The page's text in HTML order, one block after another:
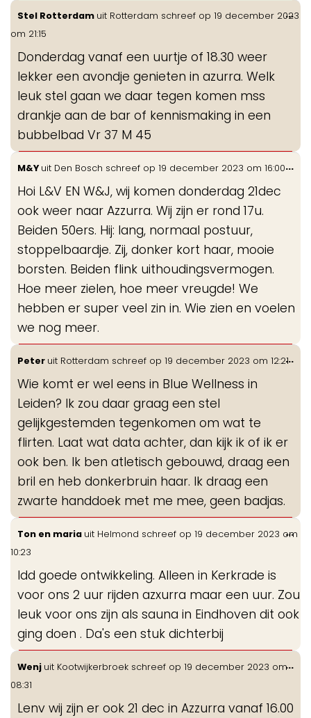
Stel Rotterdam uit Rotterdam schreef op 19 december 2023
om 21:15
Donderdag vanaf een uurtje of 18.30 weer
lekker een avondje genieten in azurra. Welk
leuk stel gaan we daar tegen komen mss
drankje aan de bar of kennismaking in een
bubbelbad Vr 37 M 45
...
M&Yuit Den Bosch schreef op 19 december 2023 om 16:00
Hoi L&V EN W&J, wij komen donderdag 21dec
ook weer naar Azzurra. Wij zijn er rond 17u.
Beiden 50ers. Hij: lang, normaal postuur,
stoppelbaardje. Zij, donker kort haar, mooie
borsten. Beiden flink uithoudingsvermogen.
Hoe meer zielen, hoe meer vreugde! We
hebben er super veel zin in. Wie zien en voelen
we nog meer.
...
Peter uit Rotterdam schreef op 19 december 2023 om 12:21
Wie komt er wel eens in Blue Wellness in
Leiden? Ik zou daar graag een stel
gelijkgestemden tegenkomen om wat te
flirten. Laat wat data achter, dan kijk ik of ik er
ook ben. Ik ben atletisch gebouwd, draag een
bril en heb donkerbruin haar. Ik draag een
zwarte handdoek met me mee, geen badjas.
...
Ton en maria uit Helmond schreef op 19 december 2023 om
10:23
Idd goede ontwikkeling. Alleen in Kerkrade is
voor ons 2 uur rijden azxurra maar een uur. Zou
leuk voor ons zijn als sauna in Eindhoven dit ook
ging doen . Da's een stuk dichterbij
...
Wenj uit Kootwijkerbroek schreef op 19 december 2023 om
08:31
Lenv wij zijn er ook 21 dec in Azzurra vanaf 16.00
...